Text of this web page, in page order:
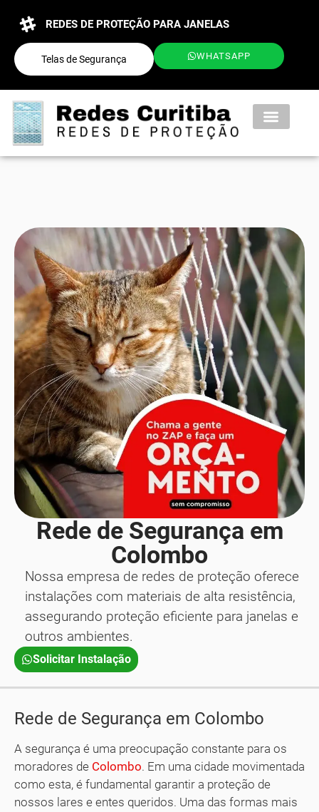
REDES DE PROTEÇÃO PARA JANELAS
Telas de Segurança WHATSAPP
Rede de Segurança em
Colombo
Nossa empresa de redes de proteção oferece
instalações com materiais de alta resistência,
assegurando proteção eficiente para janelas e
outros ambientes.
Solicitar Instalação
Rede de Segurança em Colombo
A segurança é uma preocupação constante para os
moradores de Colombo. Em uma cidade movimentada
como esta, é fundamental garantir a proteção de
nossos lares e entes queridos. Uma das formas mais